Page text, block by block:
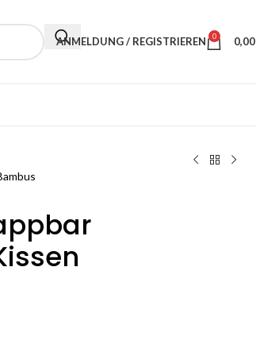
ANMELDUNG / REGISTRIEREN 0